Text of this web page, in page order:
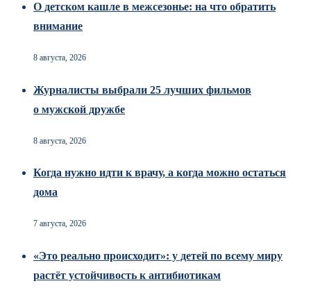
О детском кашле в межсезонье: на что обратить
внимание
8 августа, 2026
Журналисты выбрали 25 лучших фильмов
о мужской дружбе
8 августа, 2026
Когда нужно идти к врачу, а когда можно остаться
дома
7 августа, 2026
«Это реально происходит»: у детей по всему миру
растёт устойчивость к антибиотикам